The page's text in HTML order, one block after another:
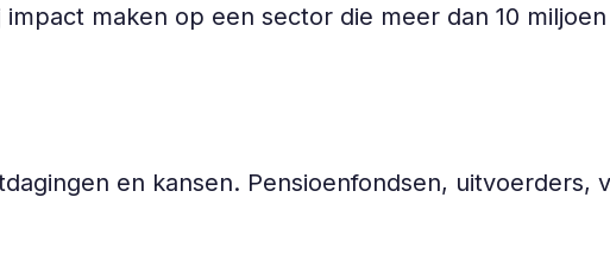
maken op een sector die meer dan 10
en kansen. Pensioenfondsen, uitvoerders,